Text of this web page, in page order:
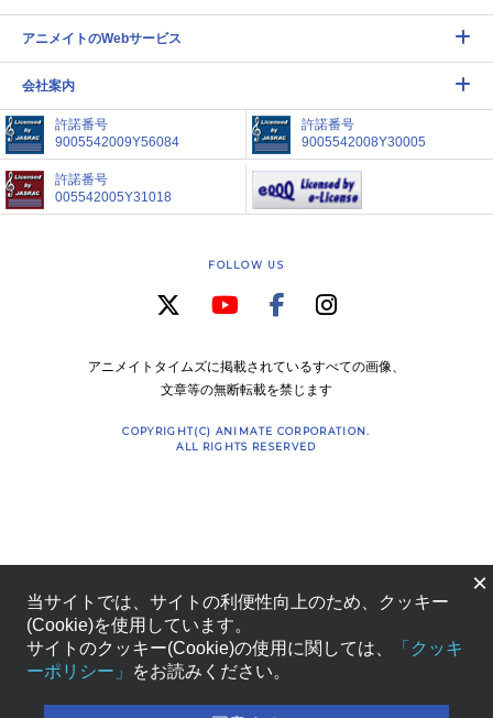
アニメイトのWebサービス
会社案内
許諾番号
9005542009Y56084
許諾番号
9005542008Y30005
許諾番号
005542005Y31018
FOLLOW US
アニメイトタイムズに掲載されているすべての画像、
文章等の無断転載を禁じます
COPYRIGHT(C) ANIMATE CORPORATION.
ALL RIGHTS RESERVED
×
当サイトでは、サイトの利便性向上のため、クッキー
(Cookie)を使用しています。
サイトのクッキー(Cookie)の使用に関しては、
「クッキ
ーポリシー」
をお読みください。